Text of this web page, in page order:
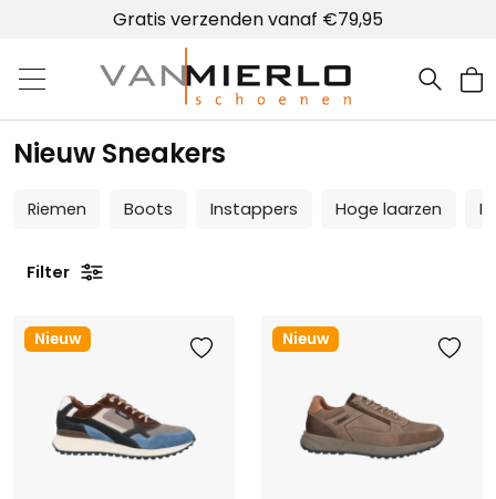
Lokale winkel met schoenmakerij
Home | Van Mierlo schoenen
Nieuw Sneakers
Riemen Boots Instappers Hoge laarzen
Filter
Nieuw Nieuw